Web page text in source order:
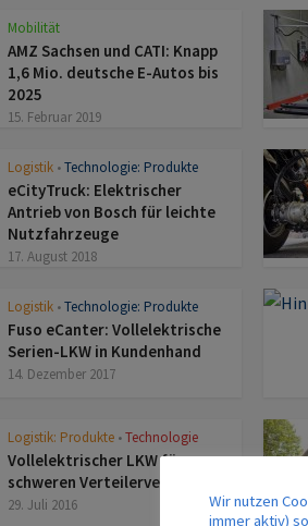
Mobilität
AMZ Sachsen und CATI: Knapp
1,6 Mio. deutsche E-Autos bis
2025
15. Februar 2019
Logistik • Technologie: Produkte
eCityTruck: Elektrischer
Antrieb von Bosch für leichte
Nutzfahrzeuge
17. August 2018
Logistik • Technologie: Produkte
Fuso eCanter: Vollelektrische
Serien-LKW in Kundenhand
14. Dezember 2017
Logistik: Produkte • Technologie
Vollelektrischer LKW für
schweren Verteilerverkehr
29. Juli 2016
Wir nutzen
immer aktiv)